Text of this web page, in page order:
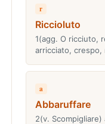
r
Riccioluto
1(agg. O ricciuto,
arricciato,
a
Abbaruffare
2(v.